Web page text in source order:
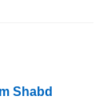
Shabd